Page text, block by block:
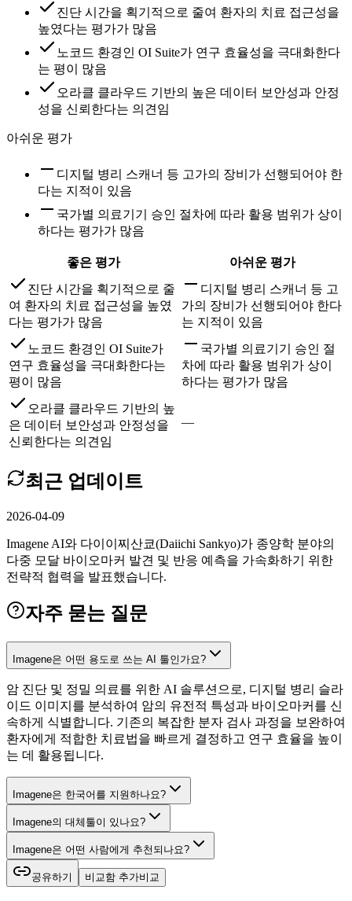
진단 시간을 획기적으로 줄여 환자의 치료 접근성을
높였다는 평가가 많음
노코드 환경인 OI Suite가 연구 효율성을 극대화한다
는 평이 많음
오라클 클라우드 기반의 높은 데이터 보안성과 안정
성을 신뢰한다는 의견임
아쉬운 평가
디지털 병리 스캐너 등 고가의 장비가 선행되어야 한
다는 지적이 있음
국가별 의료기기 승인 절차에 따라 활용 범위가 상이
하다는 평가가 많음
좋은 평가
아쉬운 평가
진단 시간을 획기적으로 줄
여 환자의 치료 접근성을 높였
다는 평가가 많음
디지털 병리 스캐너 등 고
가의 장비가 선행되어야 한다
는 지적이 있음
노코드 환경인 OI Suite가
연구 효율성을 극대화한다는
평이 많음
국가별 의료기기 승인 절
차에 따라 활용 범위가 상이
하다는 평가가 많음
오라클 클라우드 기반의 높
은 데이터 보안성과 안정성을
신뢰한다는 의견임
—
최근 업데이트
2026-04-09
Imagene AI와 다이이찌산쿄(Daiichi Sankyo)가 종양학 분야의
다중 모달 바이오마커 발견 및 반응 예측을 가속화하기 위한
전략적 협력을 발표했습니다.
자주 묻는 질문
Imagene은 어떤 용도로 쓰는 AI 툴인가요?
암 진단 및 정밀 의료를 위한 AI 솔루션으로, 디지털 병리 슬라
이드 이미지를 분석하여 암의 유전적 특성과 바이오마커를 신
속하게 식별합니다. 기존의 복잡한 분자 검사 과정을 보완하여
환자에게 적합한 치료법을 빠르게 결정하고 연구 효율을 높이
는 데 활용됩니다.
Imagene은 한국어를 지원하나요?
Imagene의 대체툴이 있나요?
Imagene은 어떤 사람에게 추천되나요?
공유하기 비교함 추가비교